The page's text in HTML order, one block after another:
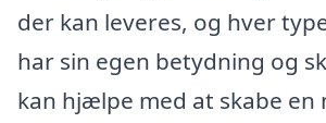
der kan leveres, og hver
har sin egen betydning og
kan hjælpe med at skabe